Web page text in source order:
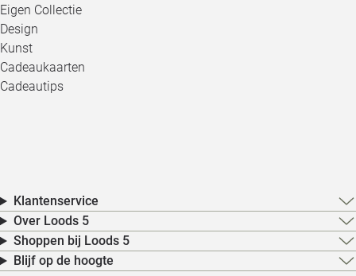
Eigen Collectie
Design
Kunst
Cadeaukaarten
Cadeautips
Klantenservice
Over Loods 5
Shoppen bij Loods 5
Blijf op de hoogte